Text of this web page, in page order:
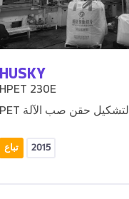
HUSKY
HPET 230E
PET التشكيل حقن صب الآلة
تباع 2015